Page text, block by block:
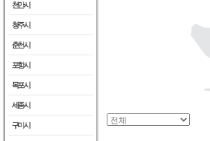
천안시
청주시
춘천시
포항시
목포시
세종시
구미시